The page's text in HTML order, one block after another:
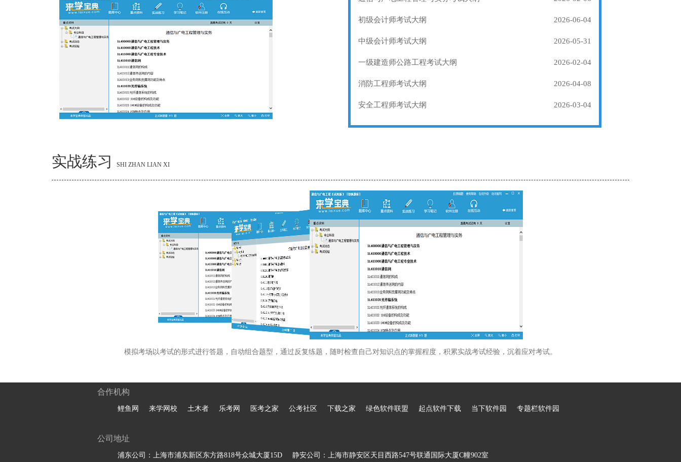
初级会计师考试大纲 2026-06-04
中级会计师考试大纲 2026-05-31
一级建造师公路工程考试大纲 2026-02-04
消防工程师考试大纲 2026-04-08
安全工程师考试大纲 2026-03-04
实战练习 SHI ZHAN LIAN XI
模拟考场以考试的形式进行答题，自动组合题型，通过反复练题，随时检查自己对知识点的掌握程度，积累实战考试经验，沉着应对考试。
合作机构
鲤鱼网 来学网校 土木者 乐考网 医考之家 公考社区 下载之家 绿色软件联盟 起点软件下载 当下软件园 专题栏软件园
公司地址
浦东公司：上海市浦东新区东方路818号众城大厦15D 静安公司：上海市静安区天目西路547号联通国际大厦C幢902室